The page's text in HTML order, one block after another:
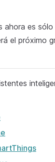
ahora es
el próximo